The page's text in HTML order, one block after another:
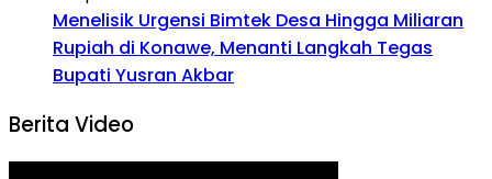
Menelisik Urgensi Bimtek Desa Hingga Miliaran
Rupiah di Konawe, Menanti Langkah Tegas
Bupati Yusran Akbar
Berita Video